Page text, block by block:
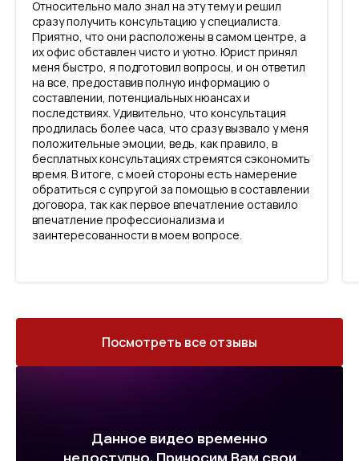
Относительно мало знал на эту тему и решил
сразу получить консультацию у специалиста.
Приятно, что они расположены в самом центре, а
их офис обставлен чисто и уютно. Юрист принял
меня быстро, я подготовил вопросы, и он ответил
на все, предоставив полную информацию о
составлении, потенциальных нюансах и
последствиях. Удивительно, что консультация
продлилась более часа, что сразу вызвало у меня
положительные эмоции, ведь, как правило, в
бесплатных консультациях стремятся сэкономить
время. В итоге, с моей стороны есть намерение
обратиться с супругой за помощью в составлении
договора, так как первое впечатление оставило
впечатление профессионализма и
заинтересованности в моем вопросе.
Посмотреть все отзывы